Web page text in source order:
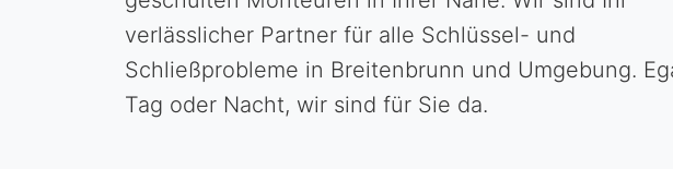
verlässlicher Partner für alle Schlüssel- und
Schließprobleme in Breitenbrunn und Umgebung.
Tag oder Nacht, wir sind für Sie da.